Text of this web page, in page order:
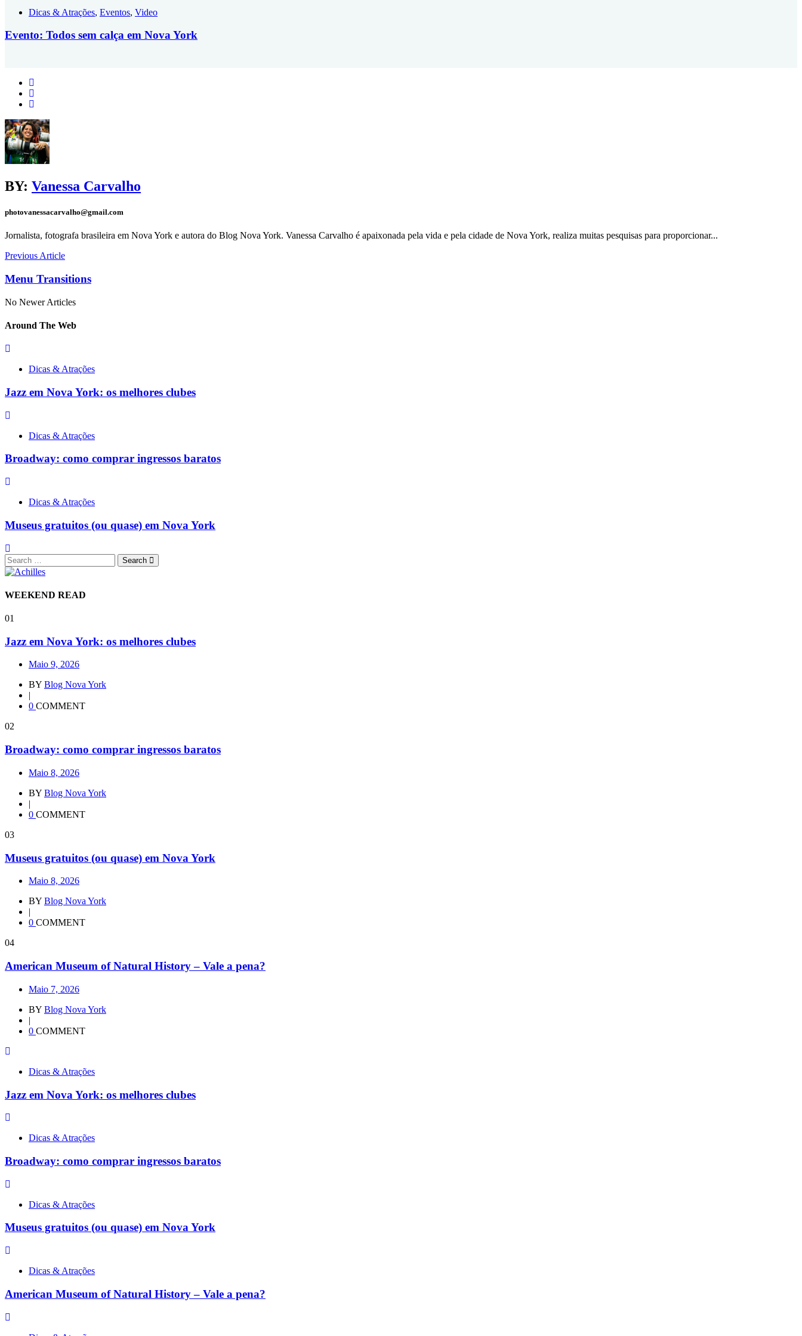
Dicas & Atrações, Eventos, Video
Evento: Todos sem calça em Nova York
BY: Vanessa Carvalho
photovanessacarvalho@gmail.com
Jornalista, fotografa brasileira em Nova York e autora do Blog Nova York. Vanessa Carvalho é apaixonada pela vida e pela cidade de Nova York, realiza muitas pesquisas para proporcionar...
Previous Article
Menu Transitions
No Newer Articles
Around The Web
Dicas & Atrações
Jazz em Nova York: os melhores clubes
Dicas & Atrações
Broadway: como comprar ingressos baratos
Dicas & Atrações
Museus gratuitos (ou quase) em Nova York
Search
WEEKEND READ
01
Jazz em Nova York: os melhores clubes
Maio 9, 2026
BY Blog Nova York
0 COMMENT
02
Broadway: como comprar ingressos baratos
Maio 8, 2026
BY Blog Nova York
|
0 COMMENT
03
Museus gratuitos (ou quase) em Nova York
Maio 8, 2026
BY Blog Nova York
|
0 COMMENT
04
American Museum of Natural History – Vale a pena?
Maio 7, 2026
BY Blog Nova York
|
0 COMMENT
Dicas & Atrações
Jazz em Nova York: os melhores clubes
Dicas & Atrações
Broadway: como comprar ingressos baratos
Dicas & Atrações
Museus gratuitos (ou quase) em Nova York
Dicas & Atrações
American Museum of Natural History – Vale a pena?